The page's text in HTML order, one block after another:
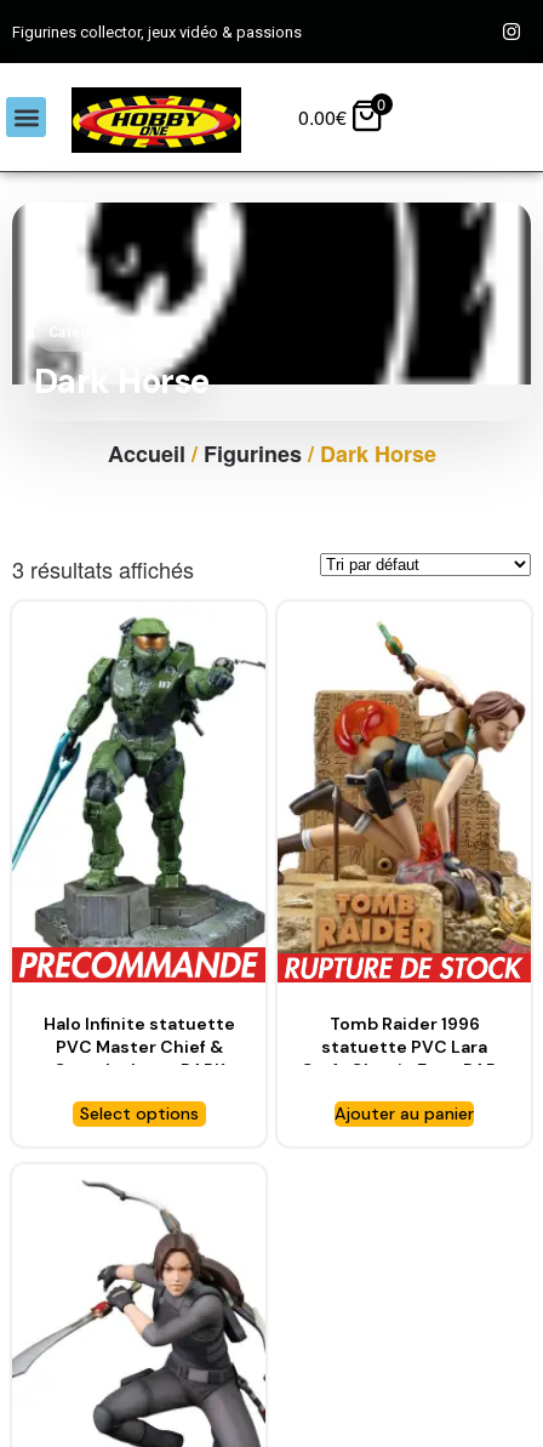
Figurines collector, jeux vidéo & passions
0.00€ 0
Catégorie
Dark Horse
Accueil /Figurines/ Dark Horse
3 résultats affichés
Halo Infinite statuette
PVC Master Chief &
Grappleshot – DARK
Select options
Tomb Raider 1996
statuette PVC Lara
Croft Classic Era – DARK
Ajouter au panier